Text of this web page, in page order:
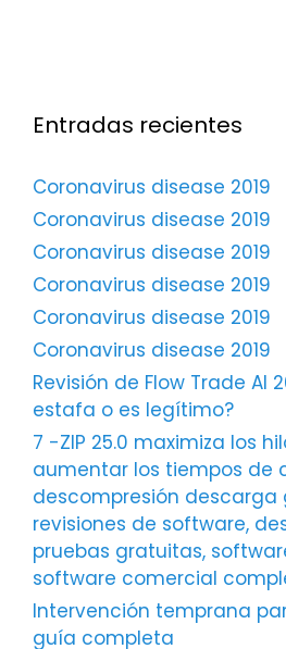
Entradas recientes
Coronavirus disease 2019
Coronavirus disease 2019
Coronavirus disease 2019
Coronavirus disease 2019
Coronavirus disease 2019
Coronavirus disease 2019
Revisión de Flow Trade AI
estafa o es legítimo?
7 -ZIP 25.0 maximiza los
aumentar los tiempos de
descompresión descarga
revisiones de software,
pruebas gratuitas,
software comercial
Intervención temprana
guía completa